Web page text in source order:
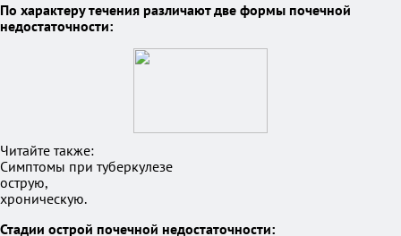
По характеру течения различают две формы почечной
недостаточности:
Читайте также:
Симптомы при туберкулезе
острую,
хроническую.
Стадии острой почечной недостаточности: